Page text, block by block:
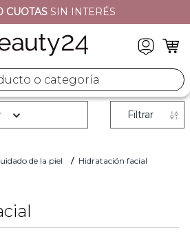
CUOTAS SIN INTERÉS
o categoría
de la piel Hidratación facial
Filtrar